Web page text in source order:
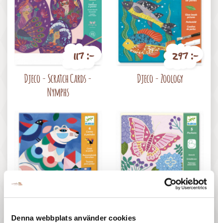
Denna webbplats använder cookies
117 :-
Djeco - Scratch Cards -
Nymphs
297 :-
Djeco - Zoology
Djeco - Fanciful bestiary
107 :-
Djeco - Stencil, Garden